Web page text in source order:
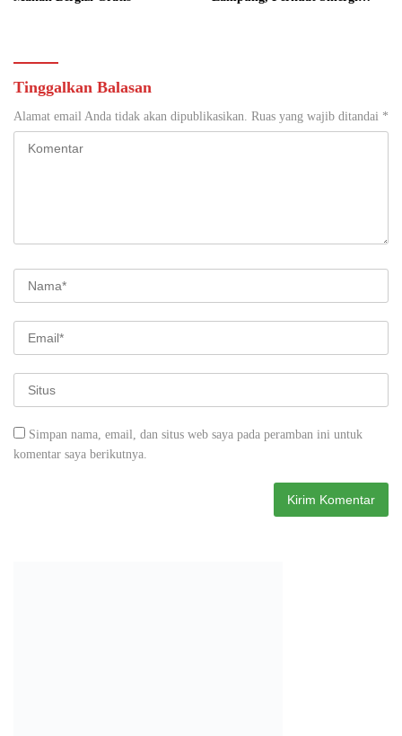
Tinggalkan Balasan
Alamat email Anda tidak akan dipublikasikan. Ruas yang wajib ditandai *
Simpan nama, email, dan situs web saya pada peramban ini untuk
komentar saya berikutnya.